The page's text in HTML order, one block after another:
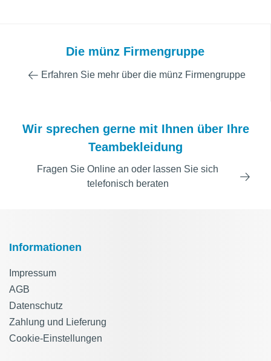
Die münz Firmengruppe
Erfahren Sie mehr über die münz Firmengruppe
Wir sprechen gerne mit Ihnen über Ihre
Teambekleidung
Fragen Sie Online an oder lassen Sie sich
telefonisch beraten
Informationen
Impressum
AGB
Datenschutz
Zahlung und Lieferung
Cookie-Einstellungen